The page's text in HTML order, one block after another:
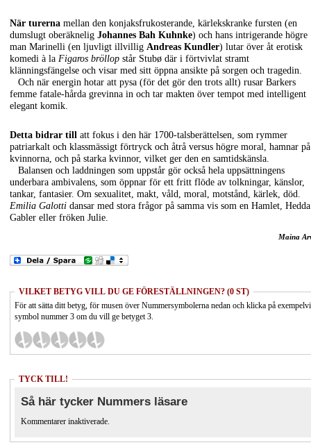
När turerna mellan den konjaksfrukosterande, kärlekskranke fursten (en
dumslugt oberäknelig Johannes Bah Kuhnke) och hans intrigerande högre
man Marinelli (en ljuvligt illvillig Andreas Kundler) lutar över åt erotisk
komedi à la Figaros bröllop står Stubø där i förtvivlat stramt
klänningsfängelse och visar med sitt öppna ansikte på sorgen och tragedin.
Och när energin hotar att pysa (för det gör den trots allt) rusar Barkers
femme fatale-hårda grevinna in och tar makten över tempot med intelligent
elegant komik.
Detta bidrar till att fokus i den här 1700-talsberättelsen, som rymmer
patriarkalt och klassmässigt förtryck och åtrå versus högre moral, hamnar på
kvinnorna, och på starka kvinnor, vilket ger den en samtidskänsla.
Balansen och laddningen som uppstår gör också hela uppsättningens
underbara ambivalens, som öppnar för ett fritt flöde av tolkningar, känslor,
tankar, fantasier. Om sexualitet, makt, våld, moral, motstånd, kärlek, död.
Emilia Galotti dansar med stora frågor på samma vis som en Hamlet, Hedda
Gabler eller fröken Julie.
Maina
VILKET BETYG VILL DU GE FÖRESTÄLLNINGEN? (0 ST)
För att sätta ditt betyg, för musen över Nummersymbolerna nedan och klicka på
symbol nummer 3 om du vill ge betyget 3.
TYCK TILL!
Så här tycker Nummers läsare
Kommentarer inaktiverade.